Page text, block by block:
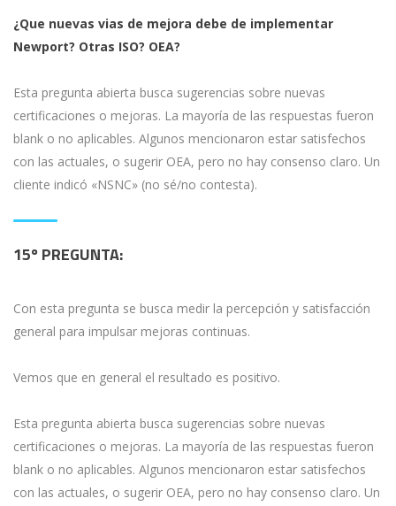
¿Que nuevas vias de mejora debe de implementar
Newport? Otras ISO? OEA?
Esta pregunta abierta busca sugerencias sobre nuevas
certificaciones o mejoras. La mayoría de las respuestas fueron
blank o no aplicables. Algunos mencionaron estar satisfechos
con las actuales, o sugerir OEA, pero no hay consenso claro. Un
cliente indicó «NSNC» (no sé/no contesta).
15º PREGUNTA:
Con esta pregunta se busca medir la percepción y satisfacción
general para impulsar mejoras continuas.
Vemos que en general el resultado es positivo.
Esta pregunta abierta busca sugerencias sobre nuevas
certificaciones o mejoras. La mayoría de las respuestas fueron
blank o no aplicables. Algunos mencionaron estar satisfechos
con las actuales, o sugerir OEA, pero no hay consenso claro. Un